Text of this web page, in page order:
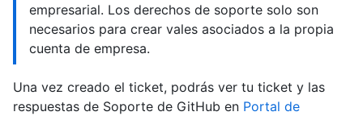
empresarial. Los derechos de soporte solo son
necesarios para crear vales asociados a la propia
cuenta de empresa.
Una vez creado el ticket, podrás ver tu ticket y las
respuestas de Soporte de GitHub en Portal de